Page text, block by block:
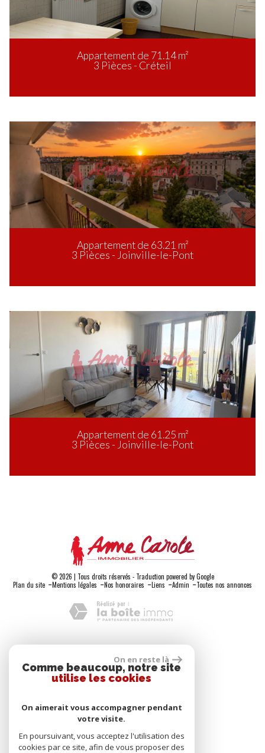
Appartement de 71.14 m²
3 Pièces - Créteil
Appartement de 63.21 m²
3 Pièces - Joinville-le-Pont
Appartement de 61.25 m²
3 Pièces - Joinville-le-Pont
© 2026 | Tous droits réservés - Traduction powered by Google
Plan du site -Mentions légales -Nos honoraires -Liens-Admin -Toutes nos annonces
Adhérents
Se connecter
On en reste là
Comme beaucoup, notre site
utilise les cookies
On aimerait vous accompagner pendant
votre visite.
En poursuivant, vous acceptez l'utilisation des
cookies par ce site, afin de vous proposer des